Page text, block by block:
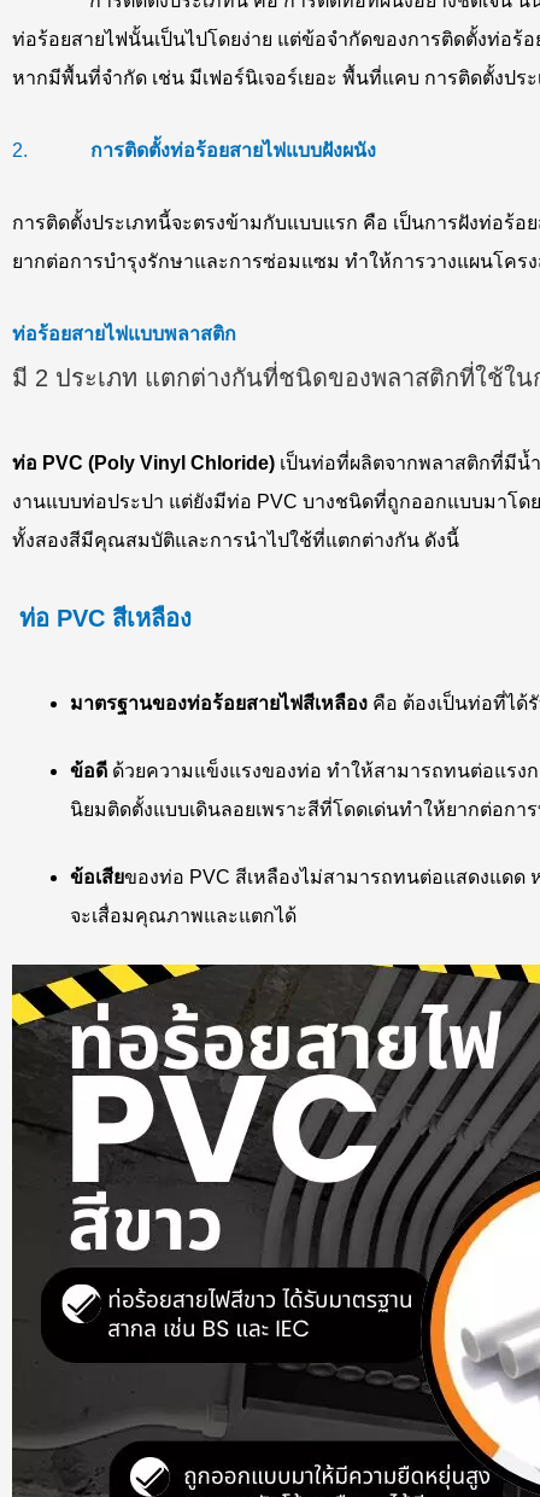
ท่อร้อยสายไฟนั้นเป็นไปโดยง่าย แต่ข้อจำกัดของการติดตั้งท่อร้
หากมีพื้นที่จำกัด เช่น มีเฟอร์นิเจอร์เยอะ พื้นที่แคบ การติดตั้งปร
2. การติดตั้งท่อร้อยสายไฟแบบฝังผนัง
การติดตั้งประเภทนี้จะตรงข้ามกับแบบแรก คือ เป็นการฝังท่อร้
ยากต่อการบำรุงรักษาและการซ่อมแซม ทำให้การวางแผนโคร
ท่อร้อยสายไฟแบบพลาสติก
มี 2 ประเภท แตกต่างกันที่ชนิดของพลาสติกที่ใช้ใน
ท่อ PVC (Poly Vinyl Chloride) เป็นท่อที่ผลิตจากพลาสติกที่มีน้
งานแบบท่อประปา แต่ยังมีท่อ PVC บางชนิดที่ถูกออกแบบมาโด
ทั้งสองสีมีคุณสมบัติและการนำไปใช้ที่แตกต่างกัน ดังนี้
ท่อ PVC สีเหลือง
มาตรฐานของท่อร้อยสายไฟสีเหลือง คือ ต้องเป็นท่อที่ได้
ข้อดี ด้วยความแข็งแรงของท่อ ทำให้สามารถทนต่อแรง
นิยมติดตั้งแบบเดินลอยเพราะสีที่โดดเด่นทำให้ยากต่อกา
ข้อเสียของท่อ PVC สีเหลืองไม่สามารถทนต่อแสดงแดด
จะเสื่อมคุณภาพและแตกได้